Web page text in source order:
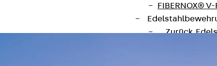
FIBERNOX® V-
Zurück